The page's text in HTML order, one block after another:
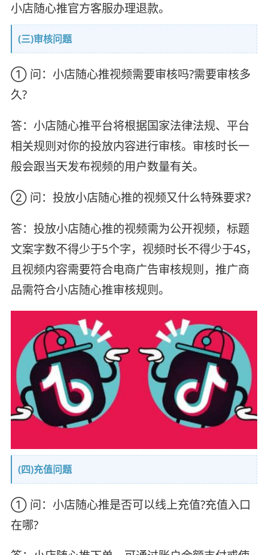
小店随心推官方客服办理退款。
(三)审核问题
① 问：小店随心推视频需要审核吗?需要审核多
久?
答：小店随心推平台将根据国家法律法规、平台
相关规则对你的投放内容进行审核。审核时长一
般会跟当天发布视频的用户数量有关。
② 问：投放小店随心推的视频又什么特殊要求?
答：投放小店随心推的视频需为公开视频，标题
文案字数不得少于5个字，视频时长不得少于4S，
且视频内容需要符合电商广告审核规则，推广商
品需符合小店随心推审核规则。
(四)充值问题
① 问：小店随心推是否可以线上充值?充值入口
在哪?